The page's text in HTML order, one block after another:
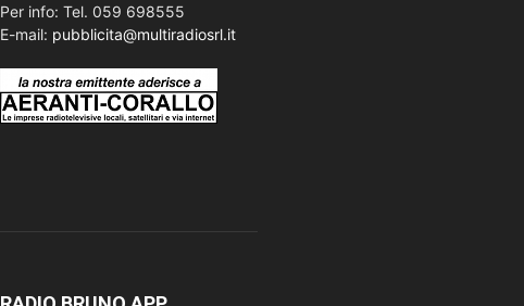
Per info: Tel. 059 698555
E-mail: pubblicita@multiradiosrl.it